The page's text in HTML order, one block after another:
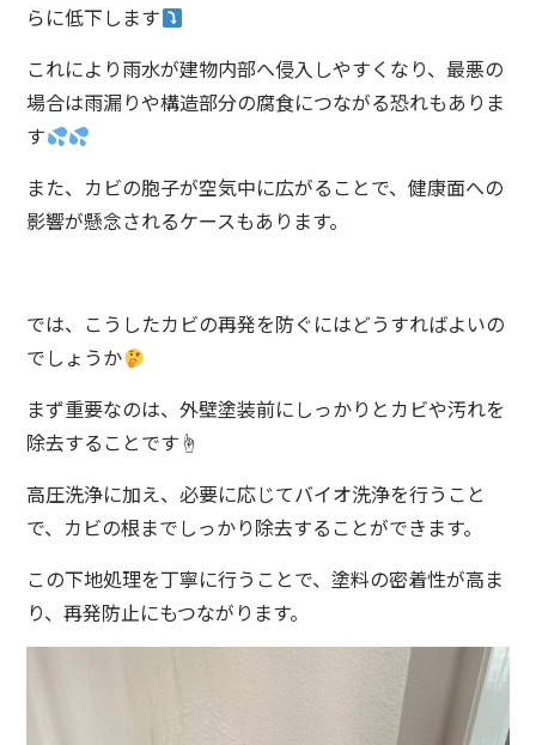
らに低下します
これにより雨水が建物内部へ侵入しやすくなり、最悪の
場合は雨漏りや構造部分の腐食につながる恐れもありま
す
また、カビの胞子が空気中に広がることで、健康面への
影響が懸念されるケースもあります。
では、こうしたカビの再発を防ぐにはどうすればよいの
でしょうか
まず重要なのは、外壁塗装前にしっかりとカビや汚れを
除去することです☝️
高圧洗浄に加え、必要に応じてバイオ洗浄を行うこと
で、カビの根までしっかり除去することができます。
この下地処理を丁寧に行うことで、塗料の密着性が高ま
り、再発防止にもつながります。